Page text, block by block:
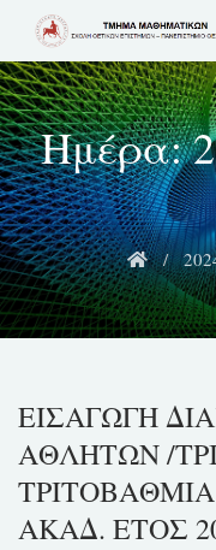
content
Ημέρα:
ΕΙΣΑΓΩΓΗ
ΑΘΛΗΤΩΝ /
ΑΚΑΔ. ΕΤΟΣ